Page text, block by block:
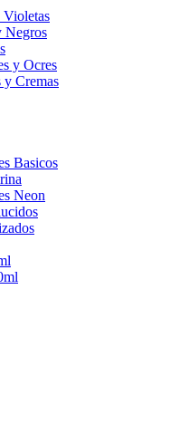
Violetas
Negros
y Ocres
y Cremas
Basicos
Neon